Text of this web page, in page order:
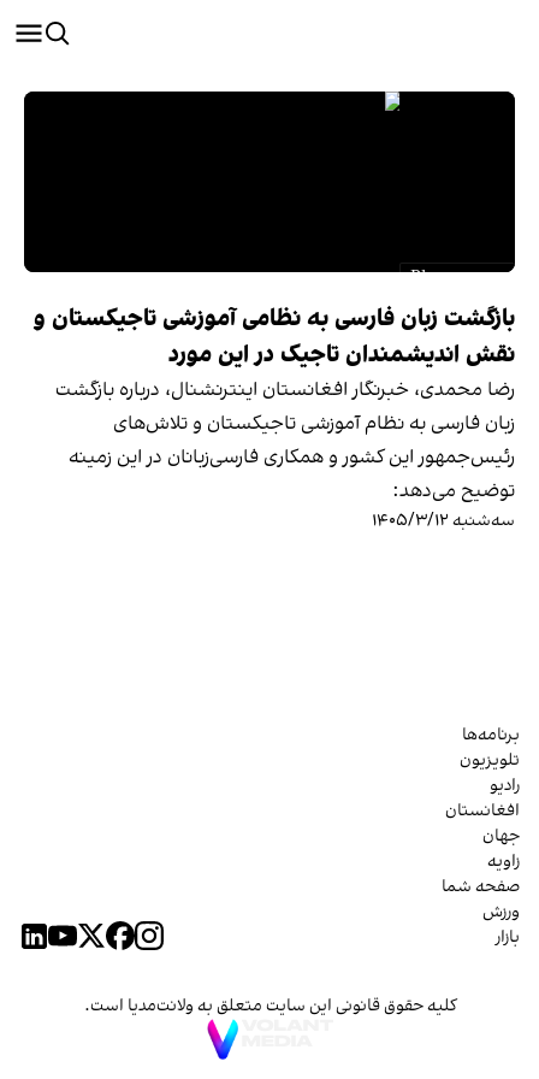
بازگشت زبان فارسی به نظامی آموزشی تاجیکستان و
نقش اندیشمندان تاجیک در این مورد
رضا محمدی، خبرنگار افغانستان اینترنشنال، درباره بازگشت
زبان فارسی به نظام آموزشی تاجیکستان و تلاش‌های
رئیس‌جمهور این کشور و همکاری فارسی‌زبانان در این زمینه
توضیح می‌دهد:
سه‌شنبه ۱۴۰۵/۳/۱۲
برنامه‌ها
تلویزیون
رادیو
افغانستان
جهان
زاویه
صفحه شما
ورزش
بازار
کلیه حقوق قانونی این سایت متعلق به ولانت‌مدیا است.